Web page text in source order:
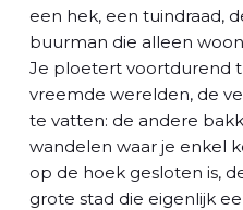
een hek, een tuindraad,
buurman die alleen
Je ploetert voortdurend
vreemde werelden, de
te vatten: de andere
wandelen waar je enkel
op de hoek gesloten is,
grote stad die eigenlijk